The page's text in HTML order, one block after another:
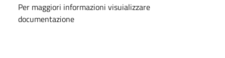
Per maggiori informazioni visuializzare
documentazione